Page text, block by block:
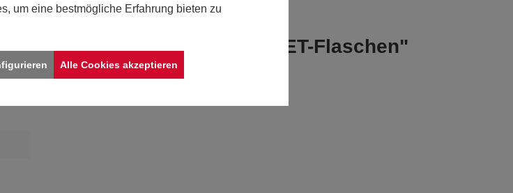
lfm, aus 100 % recycelten PET-Flaschen"
um eine bestmögliche Erfahrung bieten zu
Alle Cookies akzeptieren